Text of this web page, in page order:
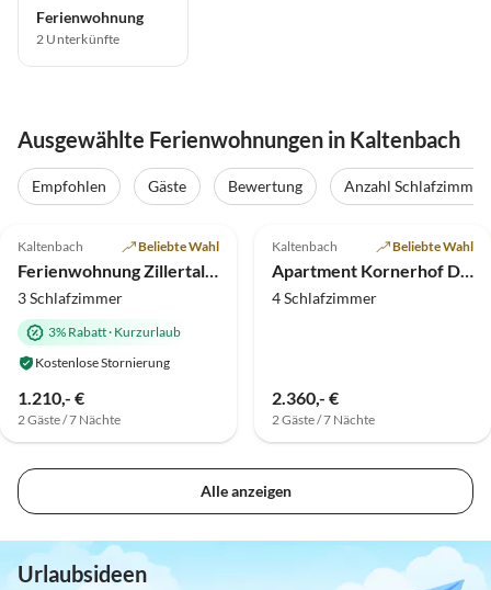
Ferienwohnung
2 Unterkünfte
Ausgewählte Ferienwohnungen in Kaltenbach
Empfohlen Gäste Bewertung
Anzahl Schlafzimmer
Kaltenbach Beliebte Wahl
Ferienwohnung Zillertal Fiechtl Kathi
3 Schlafzimmer
3% Rabatt· Kurzurlaub
Kostenlose Stornierung
1.210,- €
2 Gäste / 7 Nächte
Kaltenbach Beliebte Wahl
Apartment Kornerhof Deluxe
4 Schlafzimmer
2.360,- €
2 Gäste / 7 Nächte
Alle anzeigen
Urlaubsideen